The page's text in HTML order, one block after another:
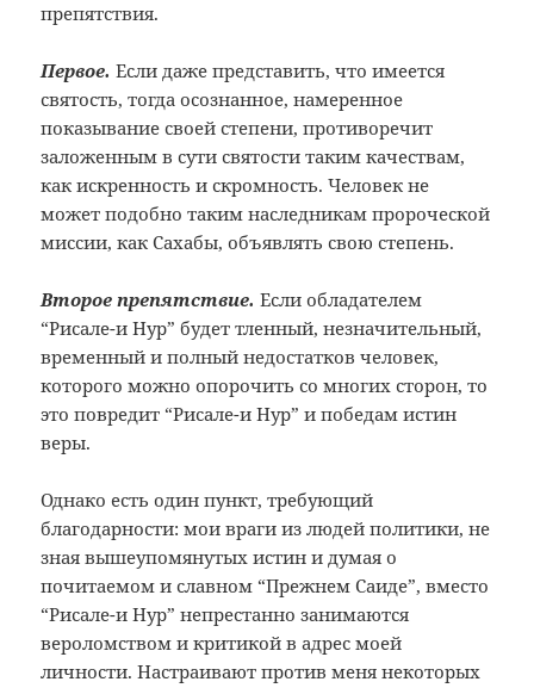
препятствия.
Первое. Если даже представить, что имеется
святость, тогда осознанное, намеренное
показывание своей степени, противоречит
заложенным в сути святости таким качествам,
как искренность и скромность. Человек не
может подобно таким наследникам пророческой
миссии, как Сахабы, объявлять свою степень.
Второе препятствие. Если обладателем
“Рисале-и Нур” будет тленный, незначительный,
временный и полный недостатков человек,
которого можно опорочить со многих сторон, то
это повредит “Рисале-и Нур” и победам истин
веры.
Однако есть один пункт, требующий
благодарности: мои враги из людей политики, не
зная вышеупомянутых истин и думая о
почитаемом и славном “Прежнем Саиде”, вместо
“Рисале-и Нур” непрестанно занимаются
вероломством и критикой в адрес моей
личности. Настраивают против меня некоторых